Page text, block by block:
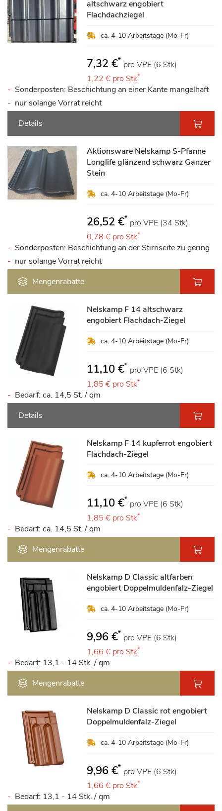
altschwarz engobiert
Flachdachziegel
ca. 4-10 Arbeitstage (Mo-Fr)
7,32 €* pro VPE (6 Stk)
1,22 € pro Stk*
Sonderposten: Beschichtung an einer Kante mangelhaft
nur solange Vorrat reicht
Details
Aktionsware Nelskamp S-Pfanne
Longlife glänzend schwarz Ganzer
Stein
ca. 4-10 Arbeitstage (Mo-Fr)
26,52 €* pro VPE (34 Stk)
0,78 € pro Stk*
Sonderposten: Beschichtung an der Stirnseite zu gering
nur solange Vorrat reicht
Mengenrabatte
Nelskamp F 14 altschwarz
engobiert Flachdach-Ziegel
ca. 4-10 Arbeitstage (Mo-Fr)
11,10 €* pro VPE (6 Stk)
1,85 € pro Stk*
Bedarf: ca. 14,5 St. / qm
Details
Nelskamp F 14 kupferrot engobiert
Flachdach-Ziegel
ca. 4-10 Arbeitstage (Mo-Fr)
11,10 €* pro VPE (6 Stk)
1,85 € pro Stk*
Bedarf: ca. 14,5 St. / qm
Mengenrabatte
Nelskamp D Classic altfarben
engobiert Doppelmuldenfalz-Ziegel
ca. 4-10 Arbeitstage (Mo-Fr)
9,96 €* pro VPE (6 Stk)
1,66 € pro Stk*
Bedarf: 13,1 - 14 Stk. / qm
Mengenrabatte
Nelskamp D Classic rot engobiert
Doppelmuldenfalz-Ziegel
ca. 4-10 Arbeitstage (Mo-Fr)
9,96 €* pro VPE (6 Stk)
1,66 € pro Stk*
Bedarf: 13,1 - 14 Stk. / qm